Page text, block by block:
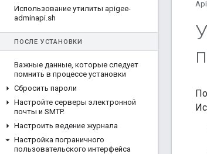
Использование утилиты apigee-
adminapi.sh
ПОСЛЕ УСТАНОВКИ
Важные данные, которые следует
помнить в процессе установки
Сбросить пароли
Настройте серверы электронной
почты и SMTP.
Настроить ведение журнала
Настройка пограничного
пользовательского интерфейса